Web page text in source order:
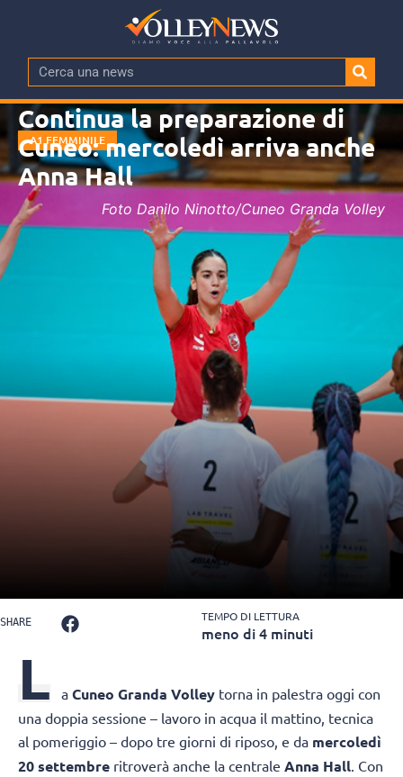
A1 FEMMINILE
Continua la preparazione di
Cuneo: mercoledì arriva anche
Anna Hall
Foto Danilo Ninotto/Cuneo Granda Volley
SHARE TEMPO DI LETTURA
meno di 4 minuti
L a Cuneo Granda Volley torna in palestra oggi con
una doppia sessione – lavoro in acqua il mattino, tecnica
al pomeriggio – dopo tre giorni di riposo, e da mercoledì
20 settembre ritroverà anche la centrale Anna Hall. Con